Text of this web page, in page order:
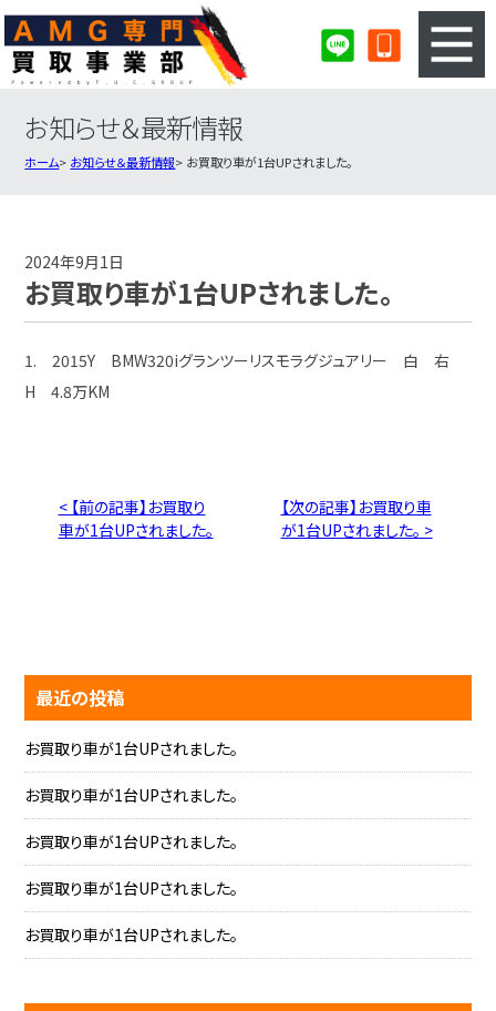
3ステップのカンタン査定
AMG買取実績
お知らせ＆最新情報
ホーム お知らせ＆最新情報 お買取り車が1台UPされました。
2024年9月1日
お買取り車が1台UPされました。
1. 2015Y BMW320iグランツーリスモラグジュアリー 白 右
H 4.8万KM
< 【前の記事】お買取り
車が1台UPされました。
【次の記事】お買取り車
が1台UPされました。 >
最近の投稿
お買取り車が1台UPされました。
お買取り車が1台UPされました。
お買取り車が1台UPされました。
お買取り車が1台UPされました。
お買取り車が1台UPされました。